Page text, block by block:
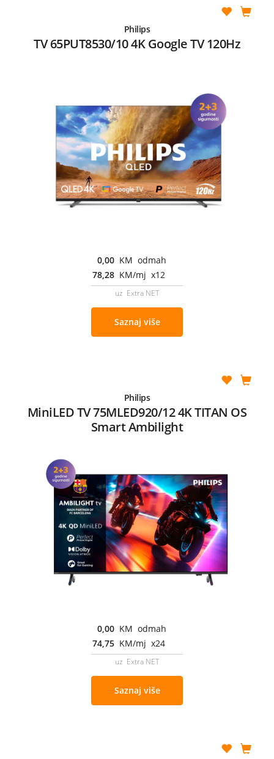
Philips
TV 65PUT8530/10 4K Google TV 120Hz
0,00 KM odmah
78,28 KM/mj x12
uz Extra NET
Saznaj više
Philips
MiniLED TV 75MLED920/12 4K TITAN OS
Smart Ambilight
0,00 KM odmah
74,75 KM/mj x24
uz Extra NET
Saznaj više